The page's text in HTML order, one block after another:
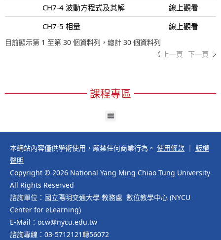
CH7-4 波動方程式及其解
線上觀看
CH7-5 相量
線上觀看
目前顯示第 1 至第 30 個資料列，總計 30 個資料列
上一頁 下一頁
課程專區
本網站內容僅供學術使用，嚴禁任何商業行為。 使用條款
版權
聲明
Copyright © 2026 National Yang Ming Chiao Tung University
All Rights Reserved
諮詢單位：國立陽明交通大學 教務處 數位教學中心 (NYCU
Center for eLearning)
E-Mail：ocw@nycu.edu.tw
諮詢專線：03-5712121轉56072